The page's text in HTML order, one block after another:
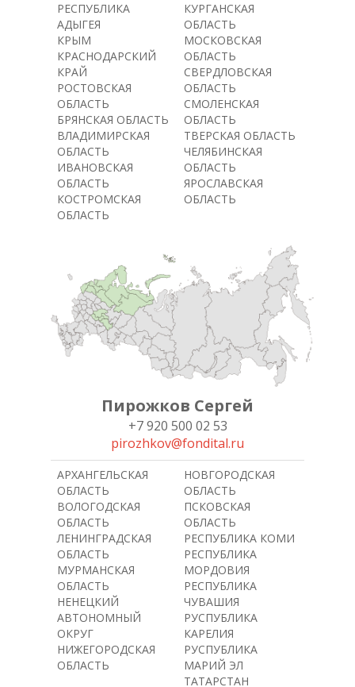
РЕСПУБЛИКА
АДЫГЕЯ
КРЫМ
КРАСНОДАРСКИЙ
КРАЙ
РОСТОВСКАЯ
ОБЛАСТЬ
БРЯНСКАЯ ОБЛАСТЬ
ВЛАДИМИРСКАЯ
ОБЛАСТЬ
ИВАНОВСКАЯ
ОБЛАСТЬ
КОСТРОМСКАЯ
ОБЛАСТЬ
КУРГАНСКАЯ
ОБЛАСТЬ
МОСКОВСКАЯ
ОБЛАСТЬ
СВЕРДЛОВСКАЯ
ОБЛАСТЬ
СМОЛЕНСКАЯ
ОБЛАСТЬ
ТВЕРСКАЯ ОБЛАСТЬ
ЧЕЛЯБИНСКАЯ
ОБЛАСТЬ
ЯРОСЛАВСКАЯ
ОБЛАСТЬ
Пирожков Сергей
+7 920 500 02 53
pirozhkov@fondital.ru
АРХАНГЕЛЬСКАЯ
ОБЛАСТЬ
ВОЛОГОДСКАЯ
ОБЛАСТЬ
ЛЕНИНГРАДСКАЯ
ОБЛАСТЬ
МУРМАНСКАЯ
ОБЛАСТЬ
НЕНЕЦКИЙ
АВТОНОМНЫЙ
ОКРУГ
НИЖЕГОРОДСКАЯ
ОБЛАСТЬ
НОВГОРОДСКАЯ
ОБЛАСТЬ
ПСКОВСКАЯ
ОБЛАСТЬ
РЕСПУБЛИКА КОМИ
РЕСПУБЛИКА
МОРДОВИЯ
РЕСПУБЛИКА
ЧУВАШИЯ
РУСПУБЛИКА
КАРЕЛИЯ
РУСПУБЛИКА
МАРИЙ ЭЛ
ТАТАРСТАН